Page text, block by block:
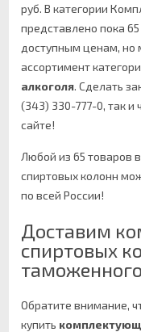
руб. В категории
представлено пока
доступным ценам, но
ассортимент
алкоголя. Сделать
(343) 330-777-0, так и
сайте!
Любой из 65 товаров
спиртовых колонн
по всей России!
Доставим
спиртовых
Обратите внимание,
купить